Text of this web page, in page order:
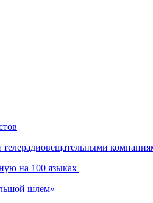
телерадиовещательными
на 100 языках
шлем»